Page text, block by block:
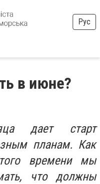
Рус
в июне?
дает старт
планам. Как
времени мы
что должны